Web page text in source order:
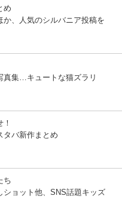
め
か、人気のシルバニア投稿を
真集…キュートな猫ズラリ
バ新作まとめ
ち
ショット他、SNS話題キッズ